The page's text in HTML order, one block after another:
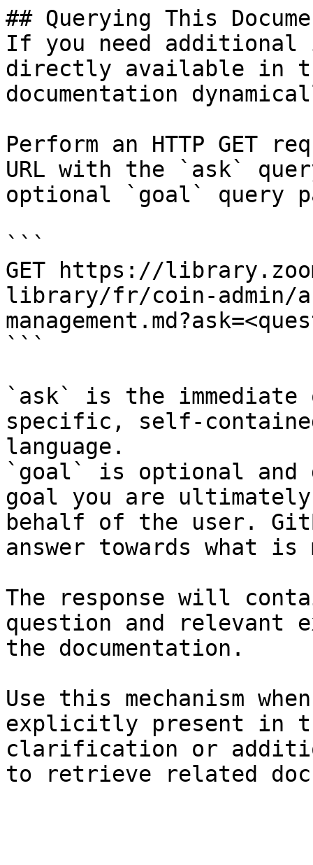
## Querying This
If you need
directly available in
documentation
Perform an HTTP GET
URL with the `ask`
optional `goal` query
```
GET https://
library/fr/coin-admin/
```
`ask` is the
specific, self-
language.
`goal` is optional and
goal you are
behalf of the user.
answer towards what
The response will
question and relevant
the documentation.
Use this mechanism
explicitly present in
clarification or